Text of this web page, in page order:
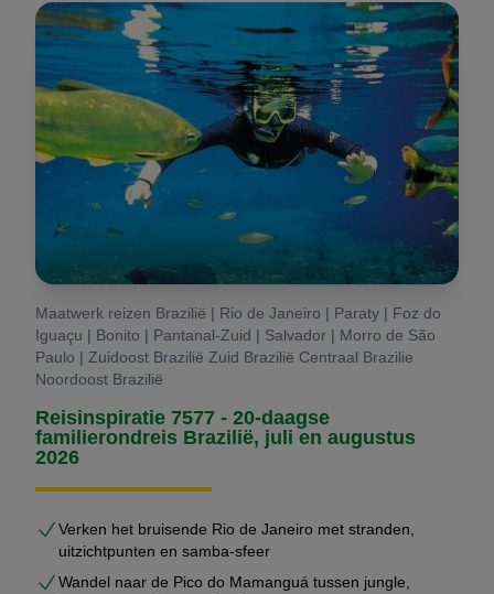
Maatwerk reizen Brazilië | Rio de Janeiro | Paraty | Foz do
Iguaçu | Bonito | Pantanal-Zuid | Salvador | Morro de São
Paulo | Zuidoost Brazilië Zuid Brazilië Centraal Brazilie
Noordoost Brazilië
Reisinspiratie 7577 - 20-daagse
familierondreis Brazilië, juli en augustus
2026
Verken het bruisende Rio de Janeiro met stranden,
uitzichtpunten en samba-sfeer
Wandel naar de Pico do Mamanguá tussen jungle,